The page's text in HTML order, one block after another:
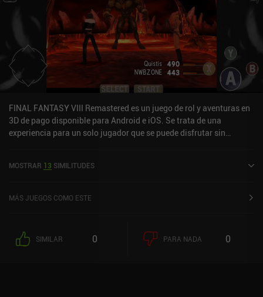
FINAL FANTASY VIII Remastered es un juego de rol y aventuras en
3D de pago disponible para Android e iOS. Se trata de una
experiencia para un solo jugador que se puede disfrutar sin
Remastered se lanzó en marzo de 2021 y tiene actualmente una
App Store de iOS.
MOSTRAR 13 SIMILITUDES
MÁS JUEGOS COMO ESTE
SIMILAR 0 PARA NADA 0